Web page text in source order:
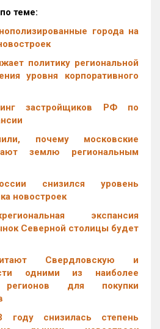
теме:
города на
политику региональной
уровня корпоративного
застройщиков РФ по
почему московские
землю региональным
снизился уровень
новостроек
экспансия
Северной столицы будет
Свердловскую и
одними из наиболее
регионов для покупки
снизилась степень